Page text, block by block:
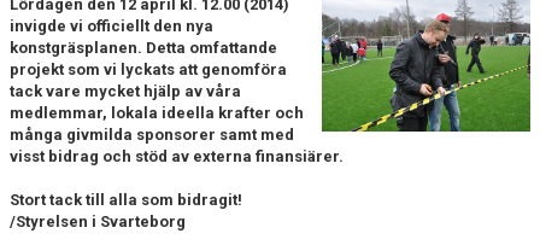
Lördagen den 12 april kl. 12.00 (2014)
invigde vi officiellt den nya
konstgräsplanen. Detta omfattande
projekt som vi lyckats att genomföra
tack vare mycket hjälp av våra
medlemmar, lokala ideella krafter och
många givmilda sponsorer samt med
visst bidrag och stöd av externa finansiärer.
Stort tack till alla som bidragit!
/Styrelsen i Svarteborg